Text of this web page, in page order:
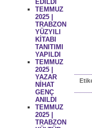
EDİLDİ
TEMMUZ
2025 |
TRABZON
YÜZYILI
KİTABI
TANITIMI
YAPILDI
TEMMUZ
2025 |
YAZAR
NİHAT
GENÇ
ANILDI
TEMMUZ
2025 |
TRABZON